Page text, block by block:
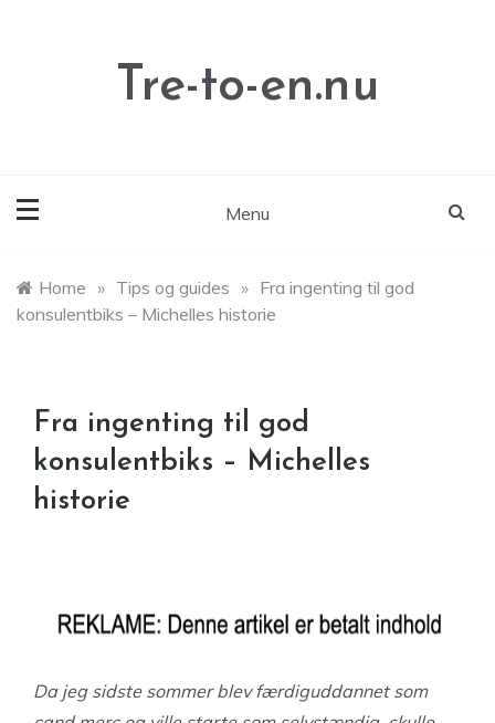
Tre-to-en.nu
Menu
Home » Tips og guides » Fra ingenting til god
konsulentbiks – Michelles historie
Fra ingenting til god
konsulentbiks – Michelles
historie
Da jeg sidste sommer blev færdiguddannet som